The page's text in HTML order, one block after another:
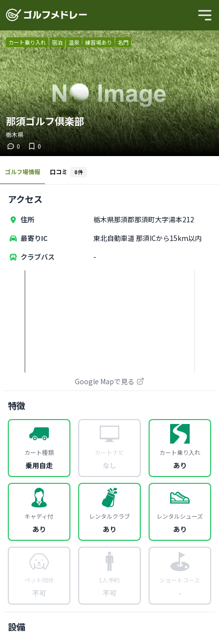
カート乗り入れ 宿泊 温泉 練習場あり 名門
那須ゴルフ倶楽部
栃木県
0
0
ゴルフ場情報 口コミ 0件
アクセス
住所
栃木県那須郡那須町大字湯本212
最寄りIC
東北自動車道 那須ICから15km以内
クラブバス
-
Google Mapで見る
特徴
カート種類
乗用自走
カートナビ
なし
カート乗り入れ
あり
キャディ付
あり
レンタルクラブ
あり
レンタルシューズ
あり
ペット同伴
不可
1人予約
不可
ショートコース
-
設備